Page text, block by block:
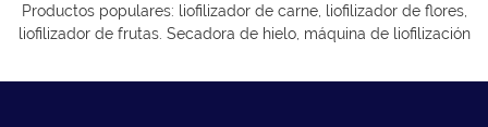
Productos populares: liofilizador de carne, liofilizador de flores,
liofilizador de frutas. Secadora de hielo, máquina de liofilización